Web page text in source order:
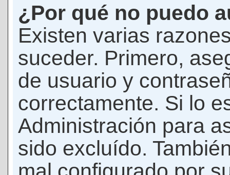
¿Por qué no puedo
Existen varias
suceder. Primero,
de usuario y
correctamente. Si lo
Administración para
sido excluído.